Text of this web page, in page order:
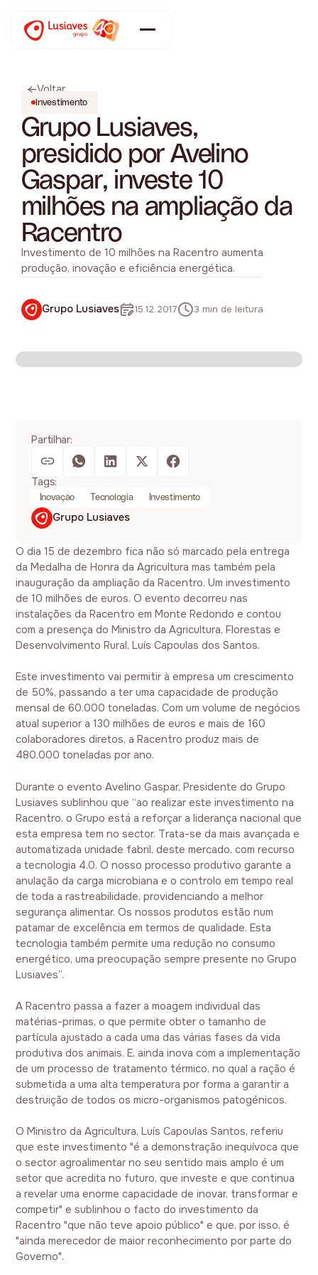
Voltar
Investimento
Grupo Lusiaves,
presidido por Avelino
Gaspar, investe 10
milhões na ampliação da
Racentro
Investimento de 10 milhões na Racentro aumenta
produção, inovação e eficiência energética.
Grupo Lusiaves 15.12.2017 3 min de leitura
O dia 15 de dezembro fica não só marcado pela entrega
da Medalha de Honra da Agricultura mas também pela
inauguração da ampliação da Racentro. Um investimento
de 10 milhões de euros. O evento decorreu nas
instalações da Racentro em Monte Redondo e contou
com a presença do Ministro da Agricultura, Florestas e
Desenvolvimento Rural, Luís Capoulas dos Santos.
Este investimento vai permitir à empresa um crescimento
de 50%, passando a ter uma capacidade de produção
mensal de 60.000 toneladas. Com um volume de negócios
atual superior a 130 milhões de euros e mais de 160
colaboradores diretos, a Racentro produz mais de
480.000 toneladas por ano.
Durante o evento Avelino Gaspar, Presidente do Grupo
Lusiaves sublinhou que “ao realizar este investimento na
Racentro, o Grupo está a reforçar a liderança nacional que
esta empresa tem no sector. Trata-se da mais avançada e
automatizada unidade fabril, deste mercado, com recurso
a tecnologia 4.0. O nosso processo produtivo garante a
anulação da carga microbiana e o controlo em tempo real
de toda a rastreabilidade, providenciando a melhor
segurança alimentar. Os nossos produtos estão num
patamar de excelência em termos de qualidade. Esta
tecnologia também permite uma redução no consumo
energético, uma preocupação sempre presente no Grupo
Lusiaves”.
A Racentro passa a fazer a moagem individual das
matérias-primas, o que permite obter o tamanho de
partícula ajustado a cada uma das várias fases da vida
produtiva dos animais. E, ainda inova com a implementação
de um processo de tratamento térmico, no qual a ração é
submetida a uma alta temperatura por forma a garantir a
destruição de todos os micro-organismos patogénicos.
O Ministro da Agricultura, Luís Capoulas Santos, referiu
que este investimento "é a demonstração inequívoca que
o sector agroalimentar no seu sentido mais amplo é um
setor que acredita no futuro, que investe e que continua
a revelar uma enorme capacidade de inovar, transformar e
competir" e sublinhou o facto do investimento da
Racentro "que não teve apoio público" e que, por isso, é
"ainda merecedor de maior reconhecimento por parte do
Governo".
Partilhar:
Tags:
Inovação Tecnologia Investimento
Grupo Lusiaves